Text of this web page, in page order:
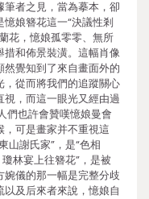
者之見，當為摹本，卻
娘簪花這一“決議性剎
花，憶娘孤零零、無所
和佈景裝潢。這幅肖像
覺知到了來自畫面外的
從而將我們的追蹤關心
，而這一眼光又經由過
們也許會贊嘆憶娘曼會
可是畫家并不重視這
山謝氏家”，是“色相
林宴上往簪花”，是被
儀的那一幅是完整分歧
及后來者來說，憶娘自